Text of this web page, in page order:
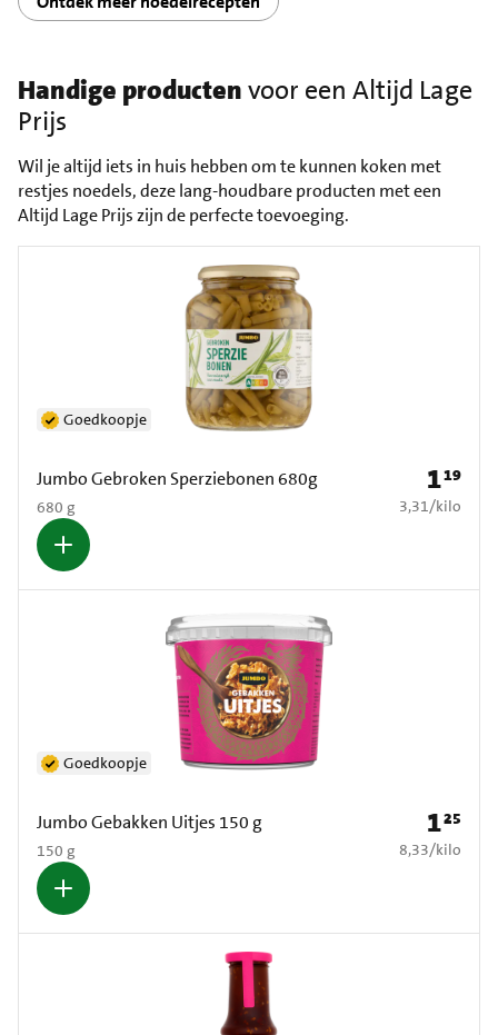
Handige productenvoor een Altijd Lage
Prijs
Wil je altijd iets in huis hebben om te kunnen koken met
restjes noedels, deze lang-houdbare producten met een
Altijd Lage Prijs zijn de perfecte toevoeging.
Jumbo Gebroken Sperziebonen 680g
680 g
Goedkoopje
Prijs: €
119
€ 3,31 per kilo
3,31/kilo
Jumbo Gebakken Uitjes 150 g
150 g
Goedkoopje
Prijs: €
125
€ 8,33 per kilo
8,33/kilo